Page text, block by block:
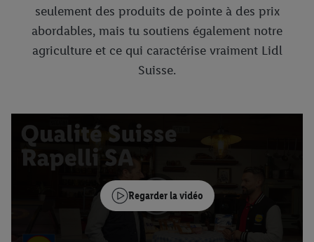
seulement des produits de pointe à des prix
abordables, mais tu soutiens également notre
agriculture et ce qui caractérise vraiment Lidl
Suisse.
Regarder la vidéo